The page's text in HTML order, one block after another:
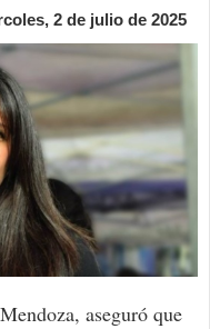
2 de julio de 2025
aseguró que